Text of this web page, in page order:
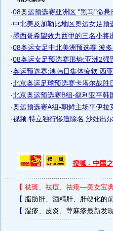
·08奥运预选赛亚洲区 "黑马"命悬
·中北美及加勒比地区奥运女足预
·墨西哥希望效力西甲的三名小将
·08奥运女足中北美洲预选赛 波多
·08奥运女足预选赛形势:亚洲2强
·奥运预选赛:澳韩日集体疲软 西
·北京奥运足球预选赛卡塔尔战胜
·北京奥运预选赛B组-叙利亚平韩
·奥运预选赛A组-朝鲜主场平伊拉
·视频:特立独行惨遭除名 沙娃出
搜狐 - 中国
【 祛斑、祛痘、祛疮—美女宝典
【 脂肪肝、酒精肝、肝硬化的
【 湿疹、皮炎、荨麻疹最新发